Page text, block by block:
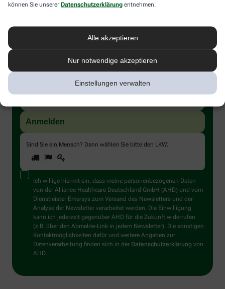
können Sie unserer Datenschutzerklärung entnehmen.
Alle akzeptieren
Nur notwendige akzeptieren
Einstellungen verwalten
Immer auf dem Laufenden bleiben –
melden Sie sich an.
Sind Sie ein Mensch? Dann wählen Sie bitte den LKW.
Sind
Sie
ein
Mensch?
Dann
wählen
Sie
bitte
den
LKW.
1 2
Ich willige hiermit ein, dass meine personenbezogenen Daten
von der Alliance Healthcare Deutschland GmbH (AHD) und vom
Dienstleister Emarsys zum Versand des Newsletters und der
Analyse der Newsletter verarbeitet werden. Die Einwilligung
kann ich jederzeit gegenüber AHD für die Zukunft widerrufen
(z.B. über den Abmelde-Link in jedem Newsletter). Die sonstigen
Kontaktmöglichkeiten dafür und weitere Angaben zur
Datenverarbeitung finden sich in der Datenschutzerklärung von
AHD.